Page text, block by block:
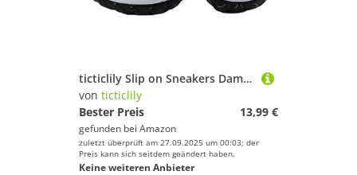
ticticlily Slip on Sneakers Damen Memory Foam Turnschuhe Sportschuhe Bequeme Schlupfschuhe Plattform A Schwarz 1 38
von ticticlily
Bester Preis
13,99 €
gefunden bei Amazon
zuletzt überprüft am 27.09.2025 um 00:03; der
Preis kann sich seitdem geändert haben.
Keine weiteren Anbieter